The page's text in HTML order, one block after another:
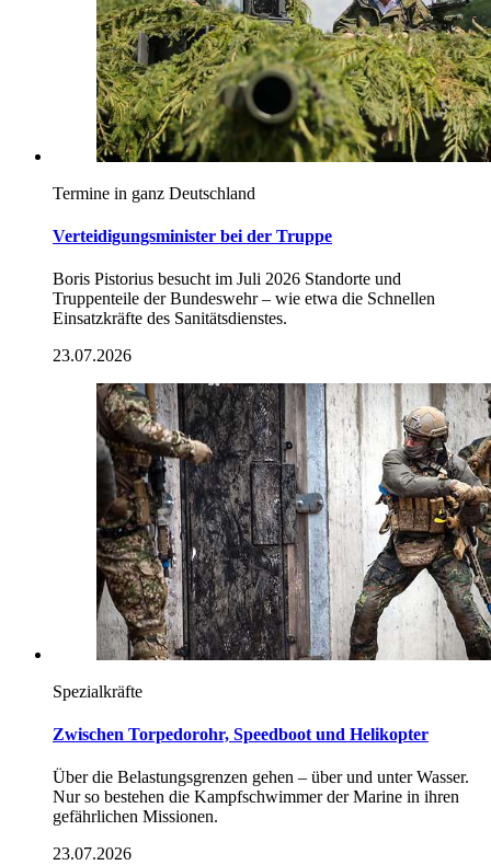
Termine in ganz Deutschland
Verteidigungsminister bei der Truppe
Boris Pistorius besucht im Juli 2026 Standorte und
Truppenteile der Bundeswehr – wie etwa die Schnellen
Einsatzkräfte des Sanitätsdienstes.
23.07.2026
Spezialkräfte
Zwischen Torpedorohr, Speedboot und Helikopter
Über die Belastungsgrenzen gehen – über und unter Wasser.
Nur so bestehen die Kampfschwimmer der Marine in ihren
gefährlichen Missionen.
23.07.2026